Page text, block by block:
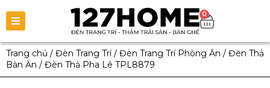
0
Trang chủ / Đèn Trang Trí/ Đèn Trang Trí Phòng Ăn / Đèn Thả
Bàn Ăn / Đèn Thả Pha Lê TPL8879